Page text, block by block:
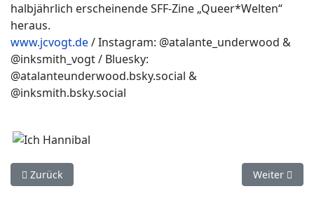
halbjährlich erscheinende SFF-Zine „Queer*Welten“
heraus.
www.jcvogt.de/ Instagram: @atalante_underwood &
@inksmith_vogt / Bluesky:
@atalanteunderwood.bsky.social &
@inksmith.bsky.social
Vorheriger Beitrag: Interaktive Lesung aus dem Spielbuch
Zurück Nächster
Weiter